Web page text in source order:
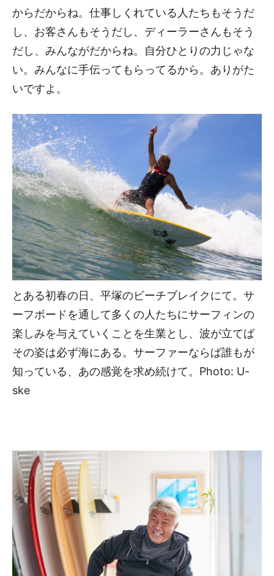
からだからね。仕事しくれている人たちもそうだ
し、お客さんもそうだし、ディーラーさんもそう
だし、みんながだからね。自分ひとりの力じゃな
い。みんなに手伝ってもらってるから。ありがた
いですよ。
とある初春の日、平塚のビーチブレイクにて。サ
ーフボードを通して多くの人たちにサーフィンの
楽しみを与えていくことを生業とし、波が立てば
その姿は必ず海にある。サーファーならば誰もが
知っている、あの感覚を求め続けて。Photo: U-
ske